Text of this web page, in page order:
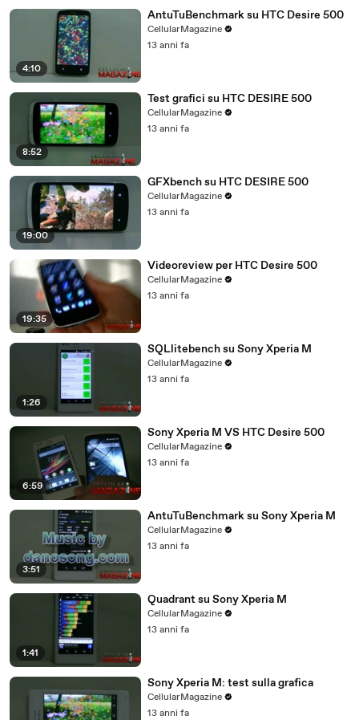
4:10
AntuTuBenchmark su HTC Desire 500
CellularMagazine
13 anni fa
8:52
Test grafici su HTC DESIRE 500
CellularMagazine
13 anni fa
19:00
GFXbench su HTC DESIRE 500
CellularMagazine
13 anni fa
19:35
Videoreview per HTC Desire 500
CellularMagazine
13 anni fa
1:26
SQLlitebench su Sony Xperia M
CellularMagazine
13 anni fa
6:59
Sony Xperia M VS HTC Desire 500
CellularMagazine
13 anni fa
3:51
AntuTuBenchmark su Sony Xperia M
CellularMagazine
13 anni fa
1:41
Quadrant su Sony Xperia M
CellularMagazine
13 anni fa
Sony Xperia M: test sulla grafica
CellularMagazine
13 anni fa